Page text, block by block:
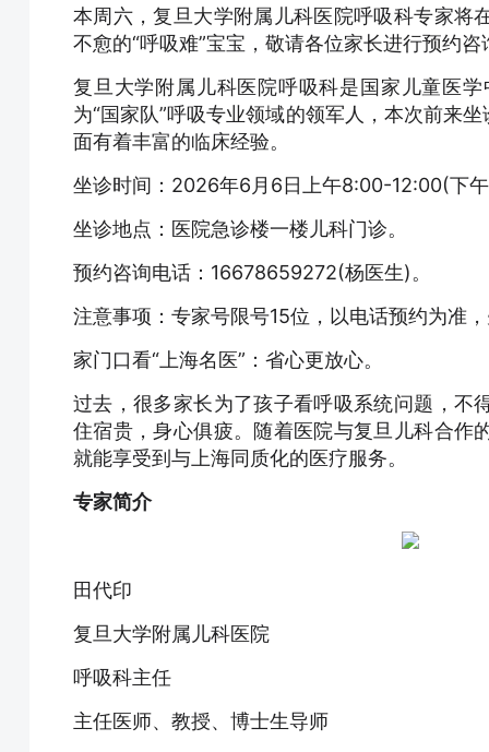
本周六，复旦大学附属儿科医院呼吸科专家将
不愈的“呼吸难”宝宝，敬请各位家长进行预约
复旦大学附属儿科医院呼吸科是国家儿童医
为“国家队”呼吸专业领域的领军人，本次前来
面有着丰富的临床经验。
坐诊时间：2026年6月6日上午8:00-12:00(下
坐诊地点：医院急诊楼一楼儿科门诊。
预约咨询电话：16678659272(杨医生)。
注意事项：专家号限号15位，以电话预约为准
家门口看“上海名医”：省心更放心。
过去，很多家长为了孩子看呼吸系统问题，不
住宿贵，身心俱疲。随着医院与复旦儿科合作
就能享受到与上海同质化的医疗服务。
专家简介
田代印
复旦大学附属儿科医院
呼吸科主任
主任医师、教授、博士生导师